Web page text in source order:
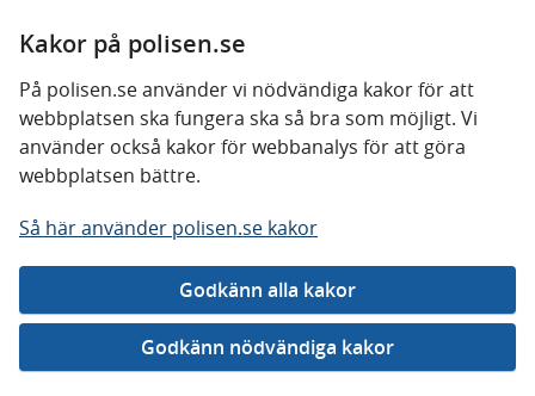
Kakor på polisen.se
På polisen.se använder vi nödvändiga kakor för att
webbplatsen ska fungera ska så bra som möjligt. Vi
använder också kakor för webbanalys för att göra
webbplatsen bättre.
Så här använder polisen.se kakor